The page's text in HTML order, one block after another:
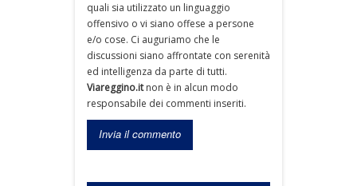
quali sia utilizzato un linguaggio
offensivo o vi siano offese a persone
e/o cose. Ci auguriamo che le
discussioni siano affrontate con serenità
ed intelligenza da parte di tutti.
Viareggino.itnon è in alcun modo
responsabile dei commenti inseriti.